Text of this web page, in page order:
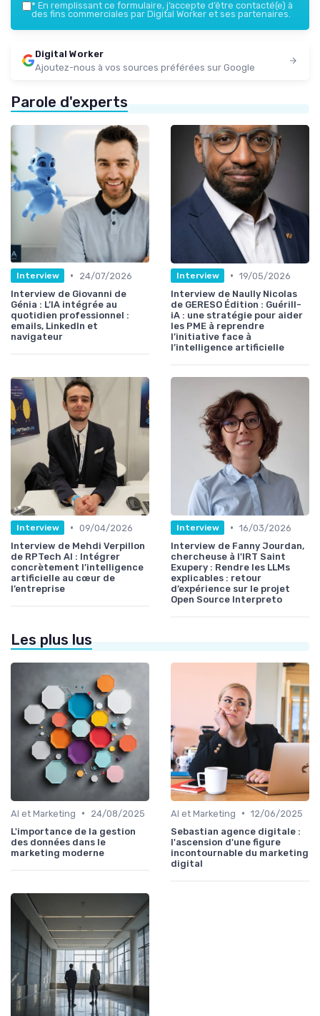
* En remplissant ce formulaire, j’accepte d’être contacté(e) à
des fins commerciales par Digital Worker et ses partenaires.
Digital Worker
Ajoutez-nous à vos sources préférées sur Google
Parole d'experts
Interview •
24/07/2026
Interview de Giovanni de
Génia : L’IA intégrée au
quotidien professionnel :
emails, LinkedIn et
navigateur
Interview • 19/05/2026
Interview de Naully Nicolas
de GERESO Édition : Guérill-
iA : une stratégie pour aider
les PME à reprendre
l’initiative face à
l’intelligence artificielle
Interview • 09/04/2026
Interview de Mehdi Verpillon
de RPTech AI : Intégrer
concrètement l’intelligence
artificielle au cœur de
l’entreprise
Interview • 16/03/2026
Interview de Fanny Jourdan,
chercheuse à l'IRT Saint
Exupery : Rendre les LLMs
explicables : retour
d’expérience sur le projet
Open Source Interpreto
Les plus lus
AI et Marketing •
24/08/2025
L'importance de la gestion
des données dans le
marketing moderne
AI et Marketing • 12/06/2025
Sebastian agence digitale :
l'ascension d'une figure
incontournable du marketing
digital